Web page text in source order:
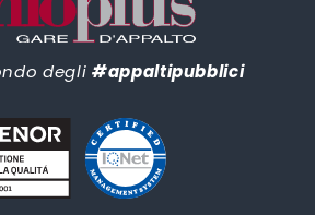
degli #appaltipubblici